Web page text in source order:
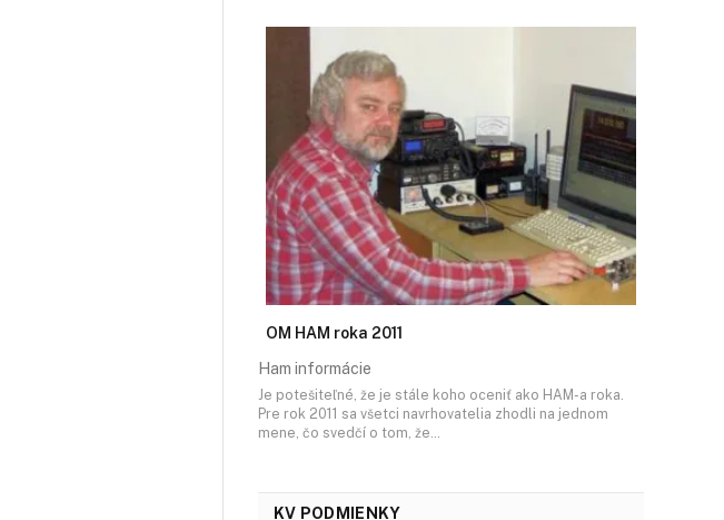
OM HAM roka 2011
Ham informácie
Je potešiteľné, že je stále koho oceniť ako HAM-a roka.
Pre rok 2011 sa všetci navrhovatelia zhodli na jednom
mene, čo svedčí o tom, že…
KV PODMIENKY